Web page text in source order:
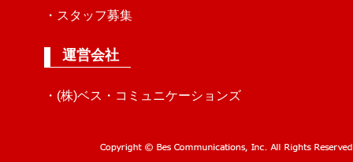
・スタッフ募集
運営会社
・(株)ベス・コミュニケーションズ